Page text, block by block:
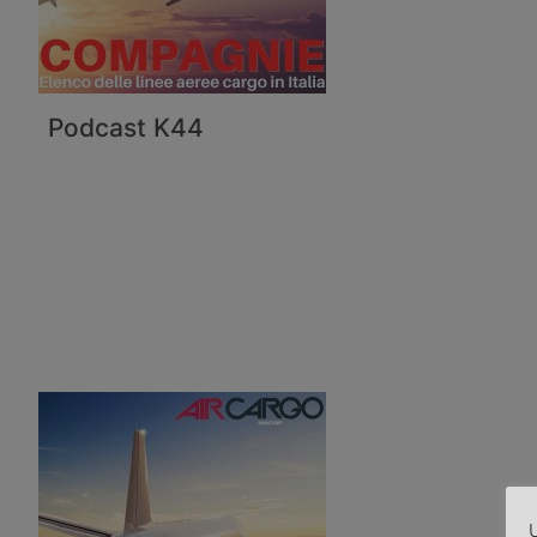
Podcast K44